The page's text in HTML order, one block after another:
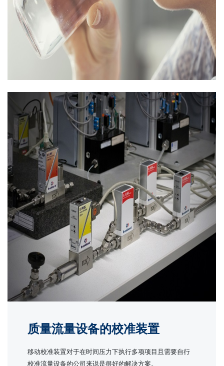
质量流量设备的校准装置
移动校准装置对于在时间压力下执行多项项目且需要自行
校准流量设备的公司来说是很好的解决方案。